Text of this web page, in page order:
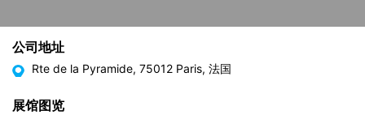
公司地址
Rte de la Pyramide, 75012 Paris, 法国
展馆图览